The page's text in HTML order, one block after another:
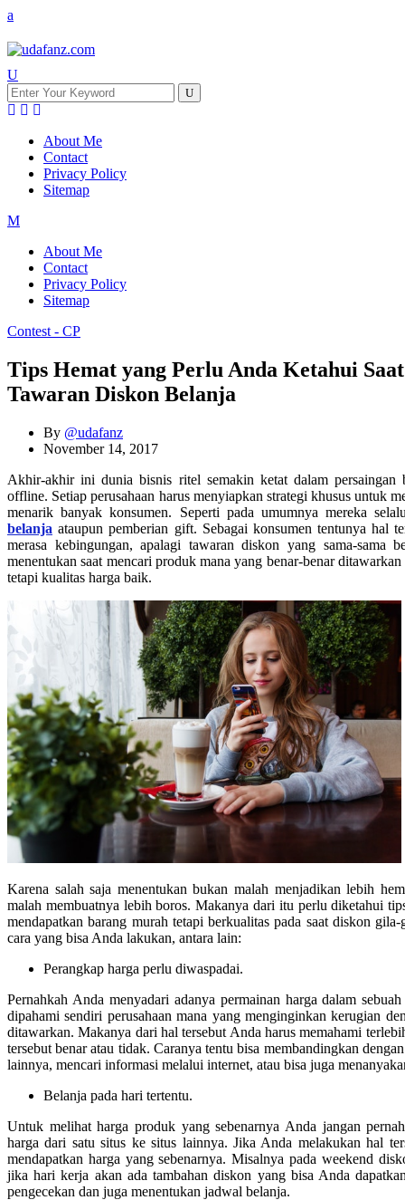
About Me
Contact
Privacy Policy
Sitemap
About Me
Contact
Privacy Policy
Sitemap
Contest - CP
Tips Hemat yang Perlu Anda Ketahui
Tawaran Diskon Belanja
By @udafanz
November 14, 2017
Akhir-akhir ini dunia bisnis ritel semakin ketat dalam persaingan
offline. Setiap perusahaan harus menyiapkan strategi khusus untuk
menarik banyak konsumen. Seperti pada umumnya mereka
belanja ataupun pemberian gift. Sebagai konsumen tentunya hal
merasa kebingungan, apalagi tawaran diskon yang sama-sama
menentukan saat mencari produk mana yang benar-benar
tetapi kualitas harga baik.
Karena salah saja menentukan bukan malah menjadikan lebih
malah membuatnya lebih boros. Makanya dari itu perlu diketahui
mendapatkan barang murah tetapi berkualitas pada saat diskon
cara yang bisa Anda lakukan, antara lain:
Perangkap harga perlu diwaspadai.
Pernahkah Anda menyadari adanya permainan harga dalam
dipahami sendiri perusahaan mana yang menginginkan kerugian
ditawarkan. Makanya dari hal tersebut Anda harus memahami
tersebut benar atau tidak. Caranya tentu bisa membandingkan
lainnya, mencari informasi melalui internet, atau bisa juga
Belanja pada hari tertentu.
Untuk melihat harga produk yang sebenarnya Anda jangan
harga dari satu situs ke situs lainnya. Jika Anda melakukan hal
mendapatkan harga yang sebenarnya. Misalnya pada weekend
jika hari kerja akan ada tambahan diskon yang bisa Anda
pengecekan dan juga menentukan jadwal belanja.